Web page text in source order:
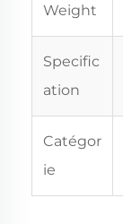
Weight
Specific
ation
Catégor
ie